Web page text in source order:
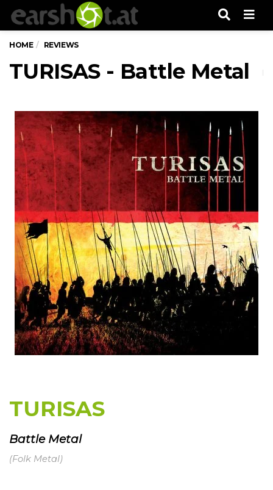
HOME REVIEWS
TURISAS - Battle Metal
TURISAS
Battle Metal
(Folk Metal)